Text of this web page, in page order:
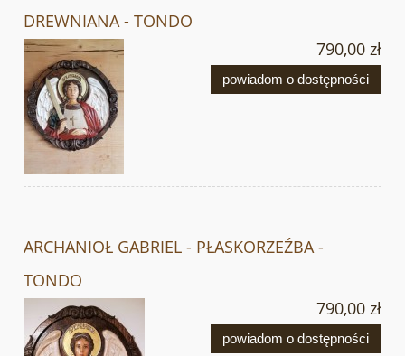
DREWNIANA - TONDO
790,00 zł
powiadom o dostępności
ARCHANIOŁ GABRIEL - PŁASKORZEŹBA -
TONDO
790,00 zł
powiadom o dostępności